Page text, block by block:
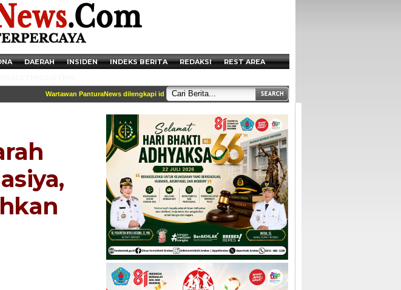
DAERAH INSIDEN INDEKS BERITA REDAKSI
REST AREA
Wartawan PanturaNews dilengkapi identitas dan tercantum di box redaksi || Akses Kami di Handphone anda
Remaja hingga Anak SD Terjaring